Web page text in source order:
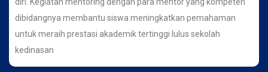
dibidangnya membantu siswa meningkatkan pemahaman
untuk meraih prestasi akademik tertinggi lulus sekolah
kedinasan